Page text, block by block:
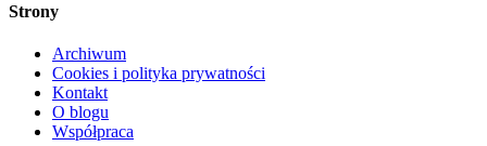
Strony
Archiwum
Cookies i polityka prywatności
Kontakt
O blogu
Współpraca